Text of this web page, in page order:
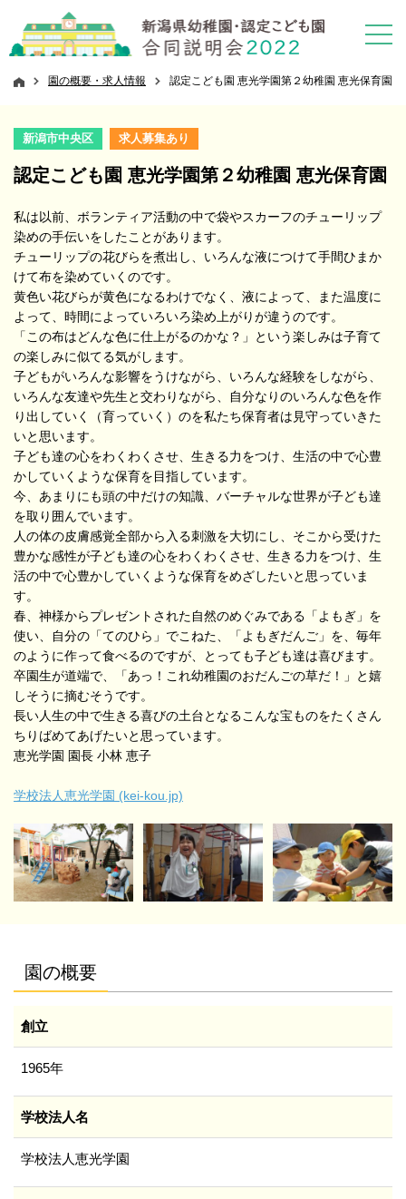
園の概要・求人情報 認定こども園 恵光学園第２幼稚園 恵光保育園
新潟市中央区 求人募集あり
認定こども園 恵光学園第２幼稚園 恵光保育園
私は以前、ボランティア活動の中で袋やスカーフのチューリップ
染めの手伝いをしたことがあります。
チューリップの花びらを煮出し、いろんな液につけて手間ひまか
けて布を染めていくのです。
黄色い花びらが黄色になるわけでなく、液によって、また温度に
よって、時間によっていろいろ染め上がりが違うのです。
「この布はどんな色に仕上がるのかな？」という楽しみは子育て
の楽しみに似てる気がします。
子どもがいろんな影響をうけながら、いろんな経験をしながら、
いろんな友達や先生と交わりながら、自分なりのいろんな色を作
り出していく（育っていく）のを私たち保育者は見守っていきた
いと思います。
子ども達の心をわくわくさせ、生きる力をつけ、生活の中で心豊
かしていくような保育を目指しています。
今、あまりにも頭の中だけの知識、バーチャルな世界が子ども達
を取り囲んでいます。
人の体の皮膚感覚全部から入る刺激を大切にし、そこから受けた
豊かな感性が子ども達の心をわくわくさせ、生きる力をつけ、生
活の中で心豊かしていくような保育をめざしたいと思っていま
す。
春、神様からプレゼントされた自然のめぐみである「よもぎ」を
使い、自分の「てのひら」でこねた、「よもぎだんご」を、毎年
のように作って食べるのですが、とっても子ども達は喜びます。
卒園生が道端で、「あっ！これ幼稚園のおだんごの草だ！」と嬉
しそうに摘むそうです。
長い人生の中で生きる喜びの土台となるこんな宝ものをたくさん
ちりばめてあげたいと思っています。
恵光学園 園長 小林 恵子
学校法人恵光学園 (kei-kou.jp)
園の概要
創立
1965年
学校法人名
学校法人恵光学園